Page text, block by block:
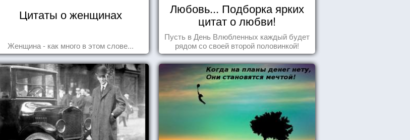
Цитаты о женщинах
Женщина - как много в этом слове...
Любовь... Подборка ярких
цитат о любви!
Пусть в День Влюбленных каждый будет
рядом со своей второй половинкой!